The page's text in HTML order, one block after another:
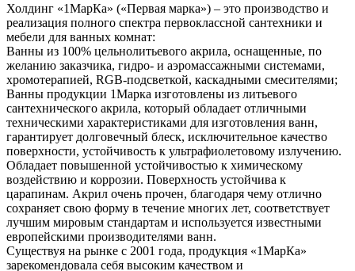
Холдинг «1МарКа» («Первая марка») – это производство и
реализация полного спектра первоклассной сантехники и
мебели для ванных комнат:
Ванны из 100% цельнолитьевого акрила, оснащенные, по
желанию заказчика, гидро- и аэромассажными системами,
хромотерапией, RGB-подсветкой, каскадными смесителями;
Ванны продукции 1Марка изготовлены из литьевого
сантехнического акрила, который обладает отличными
техническими характеристиками для изготовления ванн,
гарантирует долговечный блеск, исключительное качество
поверхности, устойчивость к ультрафиолетовому излучению.
Обладает повышенной устойчивостью к химическому
воздействию и коррозии. Поверхность устойчива к
царапинам. Акрил очень прочен, благодаря чему отлично
сохраняет свою форму в течение многих лет, соответствует
лучшим мировым стандартам и используется известными
европейскими производителями ванн.
Существуя на рынке с 2001 года, продукция «1МарКа»
зарекомендовала себя высоким качеством и